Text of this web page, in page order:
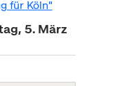
für Köln"
5. März